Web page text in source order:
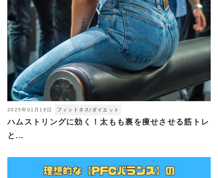
2025年01月18日 フィットネス/ダイエット
ハムストリングに効く！太もも裏を痩せさせる筋トレ
と...